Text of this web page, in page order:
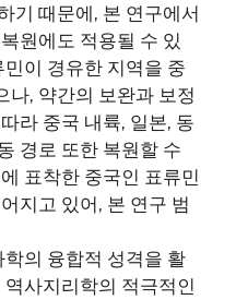
기 때문에, 본 연구에서
원에도 적용될 수 있
이 경유한 지역을 중
나, 약간의 보완과 보정
라 중국 내륙, 일본, 동
경로 또한 복원할 수
표착한 중국인 표류민
지고 있어, 본 연구 범
의 융합적 성격을 활
사지리학의 적극적인